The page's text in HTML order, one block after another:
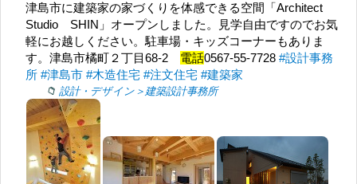
津島市に建築家の家づくりを体感できる空間「Architect
Studio SHIN」オープンしました。見学自由ですのでお気
軽にお越しください。駐車場・キッズコーナーもありま
す。津島市橘町２丁目68-2 電話0567-55-7728#設計事務
所 #津島市 #木造住宅 #注文住宅 #建築家
設計・デザイン＞建築設計事務所